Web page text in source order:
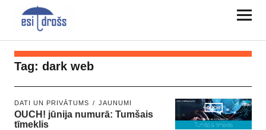
Tag: dark web
DATI UN PRIVĀTUMS JAUNUMI
OUCH! jūnija numurā: Tumšais
tīmeklis